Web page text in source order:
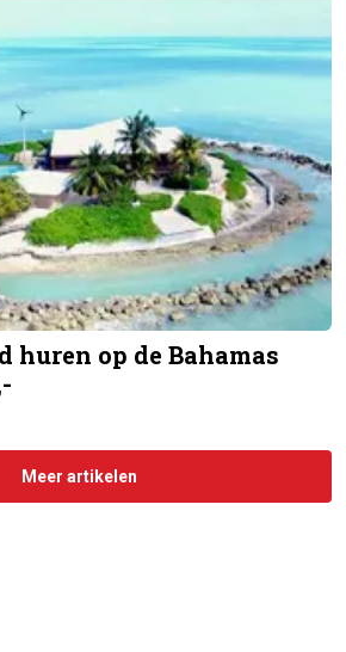
huren op de Bahamas
Meer artikelen